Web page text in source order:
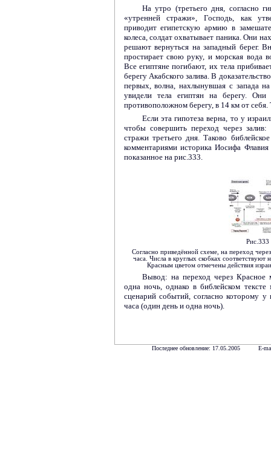
На утро (третьего дня, согласно
«утренней стражи», Господь, как
приводит египетскую армию в
колеса, солдат охватывает паника. Они
решают вернуться на западный берег.
простирает свою руку, и морская вода
Все египтяне погибают, их тела
берегу Акабского залива. В
первых, волна, нахлынувшая с запада
увидели тела египтян на берегу.
противоположном берегу, в 14 км от себя.
Если эта гипотеза верна, то у
чтобы совершить переход через
стражи третьего дня. Таково
комментариями историка Иосифа Флавия
показанное на рис.333.
Рис.333
Согласно приведённой схеме, на переход
часа. Числа в круглых скобках
Красным цветом отмечены действия
Вывод: на переход через
одна ночь, однако в библейском
сценарий событий, согласно которому
часа (один день и одна ночь).
Последнее обновление: 17.05.2005 E-